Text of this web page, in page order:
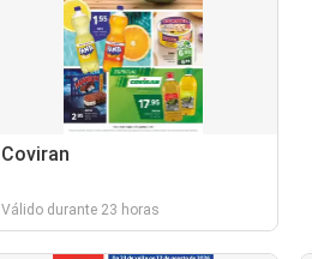
Coviran
Válido durante 23 horas